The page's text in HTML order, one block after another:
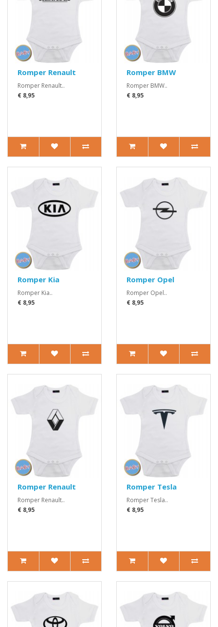
Romper Renault
Romper Renault..
€ 8,95
Romper BMW
Romper BMW..
€ 8,95
Romper Kia
Romper Kia..
€ 8,95
Romper Opel
Romper Opel..
€ 8,95
Romper Renault
Romper Renault..
€ 8,95
Romper Tesla
Romper Tesla..
€ 8,95